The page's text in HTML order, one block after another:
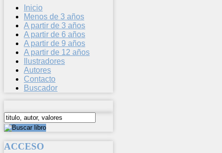
Inicio
Menos de 3 años
A partir de 3 años
A partir de 6 años
A partir de 9 años
A partir de 12 años
Ilustradores
Autores
Contacto
Buscador
ACCESO